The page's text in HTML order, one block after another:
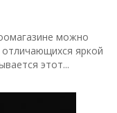
можно
яркой
этот...